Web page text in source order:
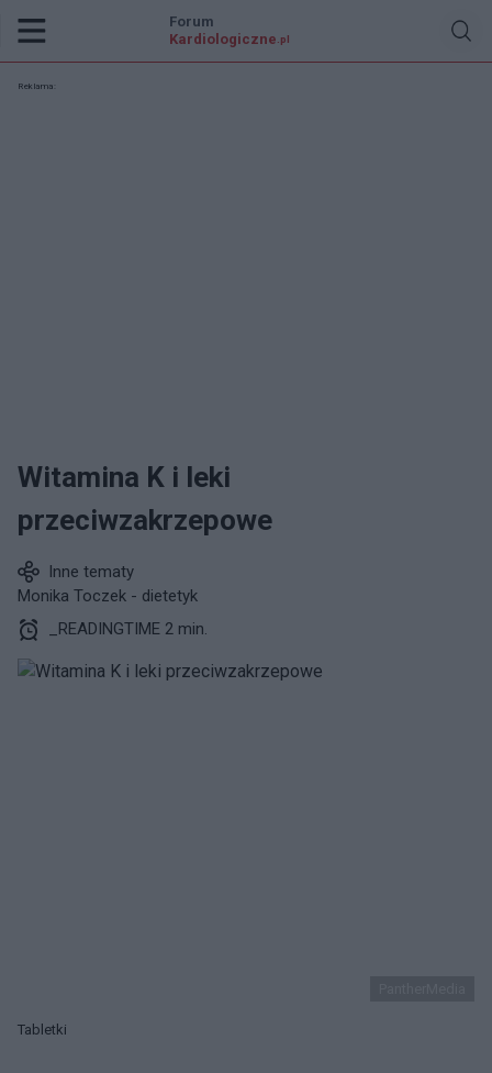
Forum
Kardiologiczne .pl
Reklama:
Witamina K i leki
przeciwzakrzepowe
Inne tematy
Monika Toczek - dietetyk
_READINGTIME 2 min.
Tabletki